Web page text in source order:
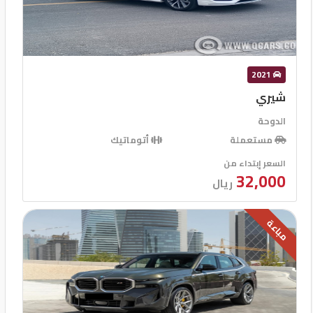
2021
شيري
الدوحة
مستعملة
أتوماتيك
السعر إبتداء من
32,000 ريال
مباعة